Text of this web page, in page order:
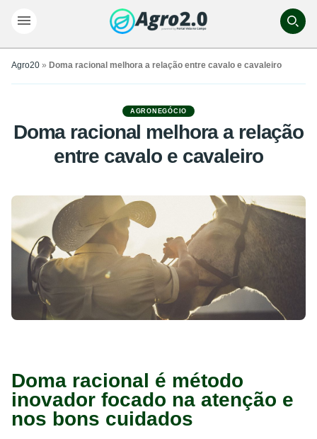
Agro20 » Doma racional melhora a relação entre cavalo e cavaleiro
AGRONEGÓCIO
Doma racional melhora a relação
entre cavalo e cavaleiro
Doma racional é método
inovador focado na atenção e
nos bons cuidados